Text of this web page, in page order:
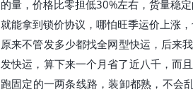
的量，价格比零担低30%左右，货量稳
就能拿到锁价协议，哪怕旺季运价上涨
原来不管发多少都找全网型快运，后来
发快运，算下来一个月省了近八千，而
跑固定的一两条线路，装卸都熟，不会